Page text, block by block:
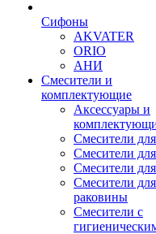
Сифоны
AKVATER
ORIO
АНИ
Смесители и
комплектующие
Аксессуары и
Смесители
Смесители
Смесители
Смесители для
раковины
Смесители с